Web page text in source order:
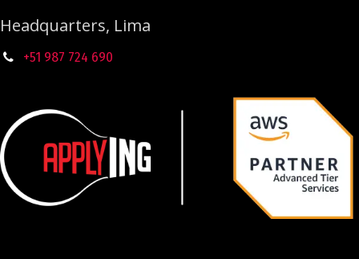
Headquarters, Lima
+51 987 724 690